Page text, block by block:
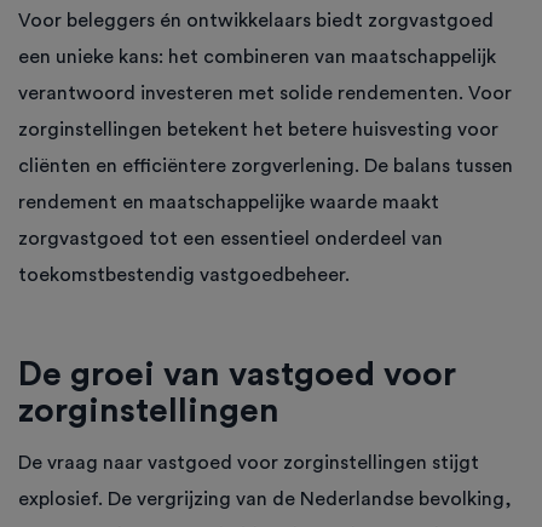
Voor beleggers én ontwikkelaars biedt zorgvastgoed
een unieke kans: het combineren van maatschappelijk
verantwoord investeren met solide rendementen. Voor
zorginstellingen betekent het betere huisvesting voor
cliënten en efficiëntere zorgverlening. De balans tussen
rendement en maatschappelijke waarde maakt
zorgvastgoed tot een essentieel onderdeel van
toekomstbestendig vastgoedbeheer.
De groei van vastgoed voor
zorginstellingen
De vraag naar vastgoed voor zorginstellingen stijgt
explosief. De vergrijzing van de Nederlandse bevolking,